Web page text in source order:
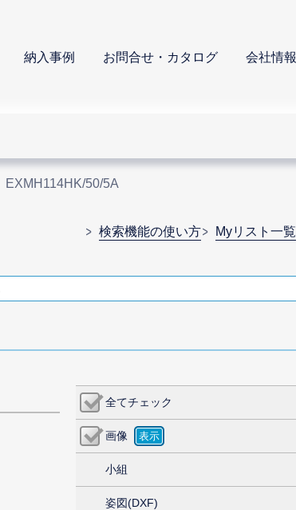
納入事例 お問合せ・カタログ 会社情報
EXMH114HK/50/5A
検索機能の使い方 Myリスト一覧
全てチェック
画像
小組
姿図(DXF)